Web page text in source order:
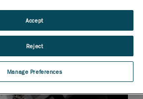
Manage Preferences
Reject
Accept